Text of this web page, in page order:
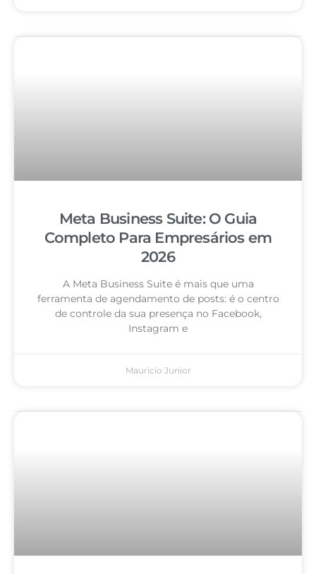
Meta Business Suite: O Guia
Completo Para Empresários em
2026
A Meta Business Suite é mais que uma
ferramenta de agendamento de posts: é o centro
de controle da sua presença no Facebook,
Instagram e
Mauricio Junior